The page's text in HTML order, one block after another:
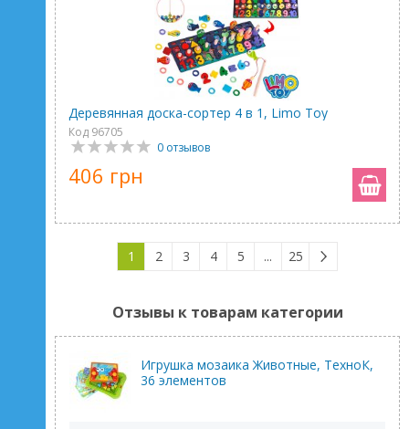
Деревянная доска-сортер 4 в 1, Limo Toy
Код 96705
0 отзывов
406 грн
1 2 3 4 5 ... 25
Отзывы к товарам категории
Игрушка мозаика Животные, ТехноК,
36 элементов